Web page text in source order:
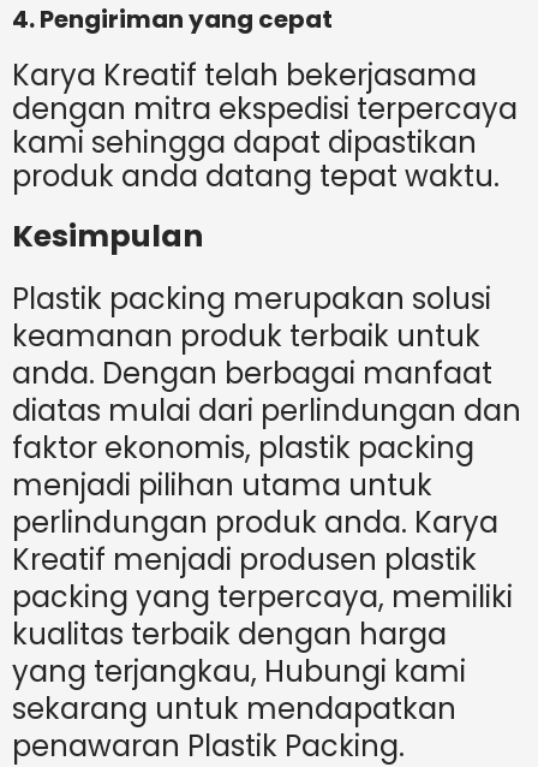
4. Pengiriman yang cepat
Karya Kreatif telah bekerjasama
dengan mitra ekspedisi terpercaya
kami sehingga dapat dipastikan
produk anda datang tepat waktu.
Kesimpulan
Plastik packing merupakan solusi
keamanan produk terbaik untuk
anda. Dengan berbagai manfaat
diatas mulai dari perlindungan dan
faktor ekonomis, plastik packing
menjadi pilihan utama untuk
perlindungan produk anda. Karya
Kreatif menjadi produsen plastik
packing yang terpercaya, memiliki
kualitas terbaik dengan harga
yang terjangkau, Hubungi kami
sekarang untuk mendapatkan
penawaran Plastik Packing.